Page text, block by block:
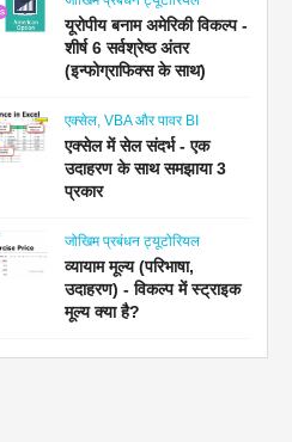
यूरोपीय बनाम अमेरिकी विकल्प -
शीर्ष 6 सर्वश्रेष्ठ अंतर
(इन्फोग्राफिक्स के साथ)
एक्सेल, VBA और पावर BI
एक्सेल में सेल संदर्भ - एक
उदाहरण के साथ समझाया 3
प्रकार
जोखिम प्रबंधन ट्यूटोरियल
व्यायाम मूल्य (परिभाषा,
उदाहरण) - विकल्प में स्ट्राइक
मूल्य क्या है?